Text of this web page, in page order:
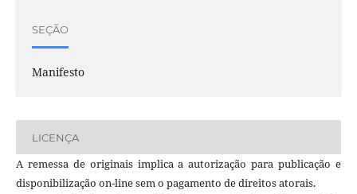
SEÇÃO
Manifesto
LICENÇA
A remessa de originais implica a autorização para publicação e
disponibilização on-line sem o pagamento de direitos atorais.